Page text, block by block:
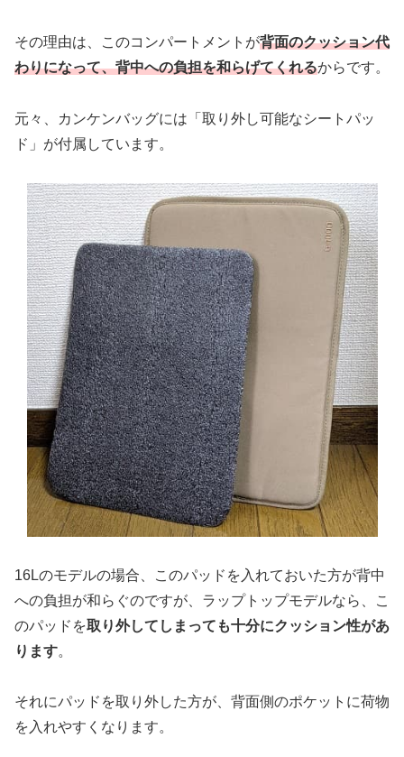
その理由は、このコンパートメントが背面のクッション代
わりになって、背中への負担を和らげてくれるからです。
元々、カンケンバッグには「取り外し可能なシートパッ
ド」が付属しています。
16Lのモデルの場合、このパッドを入れておいた方が背中
への負担が和らぐのですが、ラップトップモデルなら、こ
のパッドを取り外してしまっても十分にクッション性があ
ります。
それにパッドを取り外した方が、背面側のポケットに荷物
を入れやすくなります。